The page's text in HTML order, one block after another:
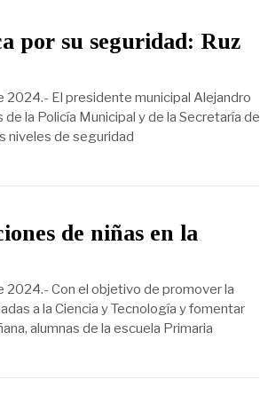
por su seguridad: Ruz
2024.- El presidente municipal Alejandro
la Policía Municipal y de la Secretaría de
niveles de seguridad
de niñas en la
2024.- Con el objetivo de promover la
a la Ciencia y Tecnología y fomentar
alumnas de la escuela Primaria